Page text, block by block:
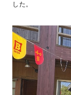
《BESS藤沢 ユー
介され ...続きを読む
BESS藤沢 LOGWAY
シェア
した。